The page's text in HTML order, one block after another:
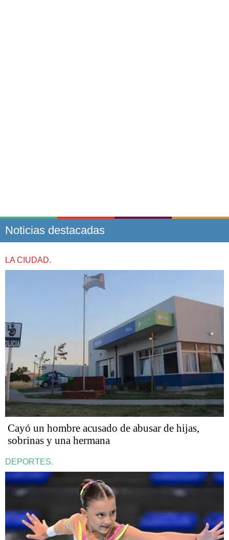
Noticias destacadas
LA CIUDAD.
Cayó un hombre acusado de abusar de hijas,
sobrinas y una hermana
DEPORTES.